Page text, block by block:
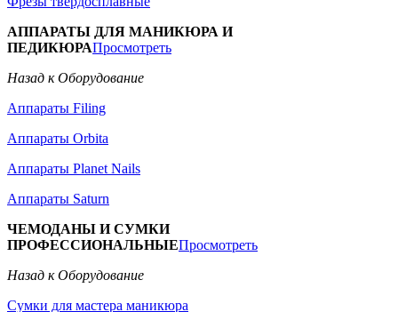
АППАРАТЫ ДЛЯ МАНИКЮРА И
ПЕДИКЮРАПросмотреть
Назад к Оборудование
Аппараты Filing
Аппараты Orbita
Аппараты Planet Nails
Аппараты Saturn
ЧЕМОДАНЫ И СУМКИ
ПРОФЕССИОНАЛЬНЫЕПросмотреть
Назад к Оборудование
Сумки для мастера маникюра